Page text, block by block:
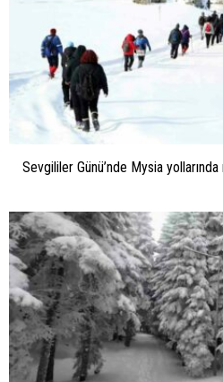
Sevgililer Günü’nde Mysia